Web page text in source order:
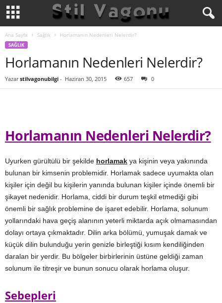
Ana Sayfa Sağlık Horlamanın Nedenleri Nelerdir?
SAĞLIK
Horlamanın Nedenleri Nelerdir?
Yazar stilvagonubilgi - Haziran 30, 2015 657 0
Horlamanın Nedenleri Nelerdir?
Uyurken gürültülü bir şekilde horlamak ya kişinin veya yakınında
bulunan bir kimsenin problemidir. Horlamak sadece uyumakta olan
kişiler için değil bu kişilerin yanında bulunan kişiler içinde önemli bir
şikayet nedenidir. Horlama, ciddi bir durum teşkil etmediği gibi
önemli bir sağlık problemine de işaret edebilir. Horlama, solunum
yollarındaki hava geçiş alanının yeterli miktarda açık olmamasından
dolayı ortaya çıkmaktadır. Dilin arka bölümü, yumuşak damak ve
küçük dilin bulunduğu yerin genizle birleştiği kısım kendiliğinden
daralan bir yerdir. Bu bölgeler birbirlerinin üstüne geldiği zaman
solunum ile titreşir ve bunun sonucu olarak horlama oluşur.
Sebepleri